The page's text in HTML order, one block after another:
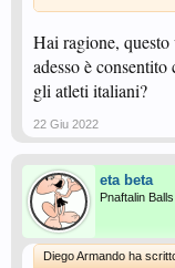
Hai ragione,
adesso è
gli atleti italiani?
22 Giu 2022
eta beta
Pnaftalin Balls
Diego Armando ha